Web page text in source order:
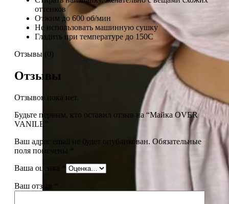
оттенков
Отжим до 600 об/мин
Не использовать машинную сушку
Гладить при температуре до 150С
Отзывы (0)
Отзывы
Отзывов пока нет.
Будьте первым, кто оставил отзыв на “Майка OVER
VANILE”
Ваш адрес email не будет опубликован. Обязательные
поля помечены
Ваша оценка
Ваш отзыв